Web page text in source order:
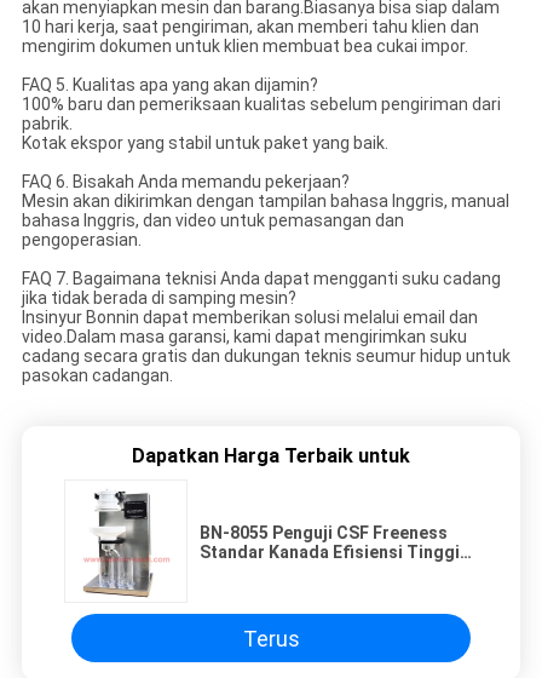
akan menyiapkan mesin dan barang.Biasanya bisa siap dalam
10 hari kerja, saat pengiriman, akan memberi tahu klien dan
mengirim dokumen untuk klien membuat bea cukai impor.
FAQ 5. Kualitas apa yang akan dijamin?
100% baru dan pemeriksaan kualitas sebelum pengiriman dari
pabrik.
Kotak ekspor yang stabil untuk paket yang baik.
FAQ 6. Bisakah Anda memandu pekerjaan?
Mesin akan dikirimkan dengan tampilan bahasa Inggris, manual
bahasa Inggris, dan video untuk pemasangan dan
pengoperasian.
FAQ 7. Bagaimana teknisi Anda dapat mengganti suku cadang
jika tidak berada di samping mesin?
Insinyur Bonnin dapat memberikan solusi melalui email dan
video.Dalam masa garansi, kami dapat mengirimkan suku
cadang secara gratis dan dukungan teknis seumur hidup untuk
pasokan cadangan.
Dapatkan Harga Terbaik untuk
BN-8055 Penguji CSF Freeness
Standar Kanada Efisiensi Tinggi
Terus